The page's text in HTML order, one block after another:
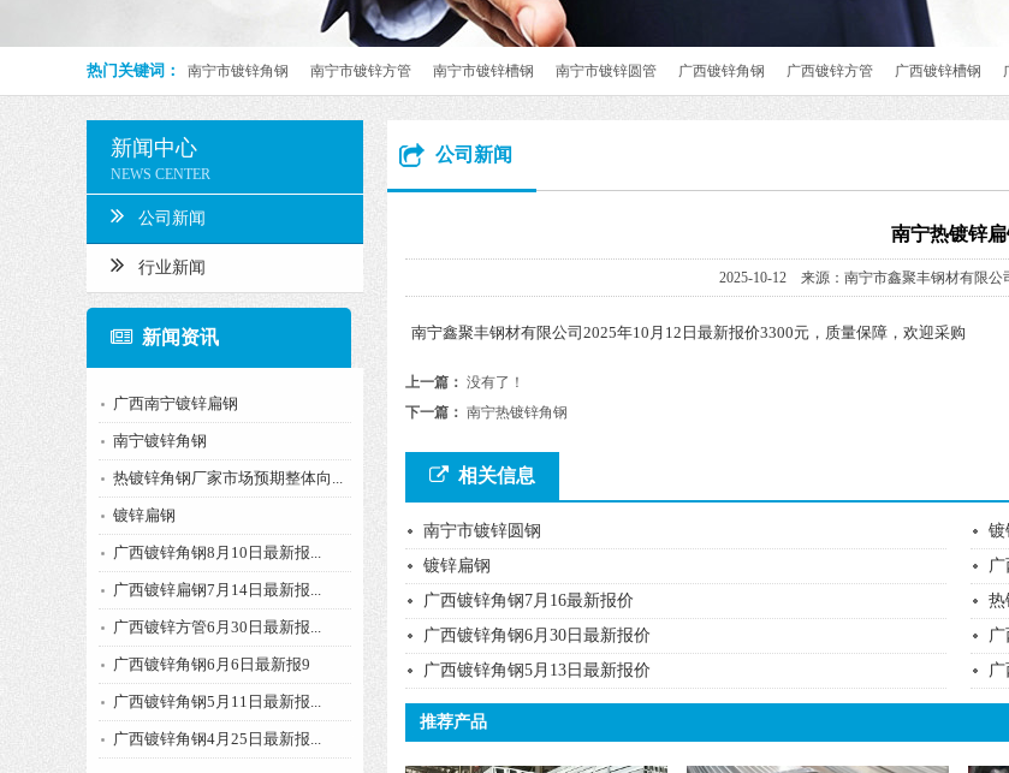
热门关键词： 南宁市镀锌角钢 南宁市镀锌方管 南宁市镀锌槽钢 南宁市镀锌圆管 广西镀锌角钢 广西镀锌方管 广西镀锌槽钢
新闻中心
NEWS CENTER
公司新闻
行业新闻
新闻资讯
广西南宁镀锌扁钢
南宁镀锌角钢
热镀锌角钢厂家市场预期整体向...
镀锌扁钢
广西镀锌角钢8月10日最新报...
广西镀锌扁钢7月14日最新报...
广西镀锌方管6月30日最新报...
广西镀锌角钢6月6日最新报9
广西镀锌角钢5月11日最新报...
广西镀锌角钢4月25日最新报...
公司新闻
南宁热镀锌扁
2025-10-12 来源：南宁市鑫聚丰钢材有限
南宁鑫聚丰钢材有限公司2025年10月12日最新报价3300元，质量保障，欢迎采购
上一篇： 没有了！
下一篇： 南宁热镀锌角钢
相关信息
南宁市镀锌圆钢
镀
镀锌扁钢
广
广西镀锌角钢7月16最新报价
热
广西镀锌角钢6月30日最新报价
广西镀锌角钢5月13日最新报价
推荐产品